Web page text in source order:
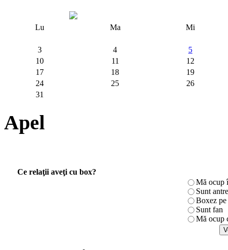
Lu Ma Mi
3 4
5
10
11
12
17
18
19
24
25
26
31
Apel
Ce relaţii aveţi cu box?
Mă ocup
Sunt
Boxez
Sunt fan
Mă ocup